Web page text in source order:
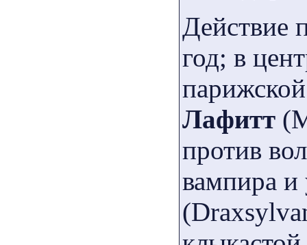
Действие
год; в
Лафитт
против
вампира и